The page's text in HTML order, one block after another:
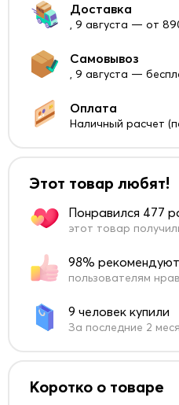
Доставка
, 9 августа — от
Самовывоз
, 9 августа —
Оплата
Наличный расчет
Этот товар любят!
Понравился 477
этот товар
98% рекомендуют
пользователям
9 человек купили
За последние 2
Коротко о товаре